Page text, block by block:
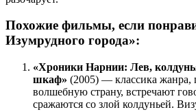
Похожие фильмы, если
Изумрудного города»:
«Хроники Нарнии: Лев,
шкаф» (2005) — классика жанра,
волшебную страну, встречают
сражаются со злой колдуньей.